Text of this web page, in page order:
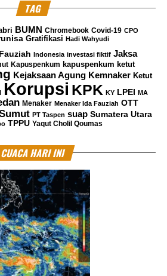
TAG
BUMN Chromebook Covid-19 CPO
Gratifikasi Hadi Wahyudi
Indonesia investasi fiktif Jaksa
Kapuspenkum kapuspenkum ketut
Kejaksaan Agung Kemnaker Ketut
Korupsi KPK KY LPEI MA
Menaker Menaker Ida Fauziah OTT
PT Taspen suap Sumatera Utara
TPPU Yaqut Cholil Qoumas
CUACA HARI INI